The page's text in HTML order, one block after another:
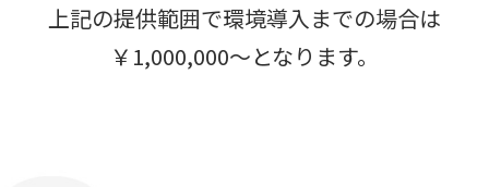
上記の提供範囲で環境導入までの場合は
￥1,000,000〜となります。